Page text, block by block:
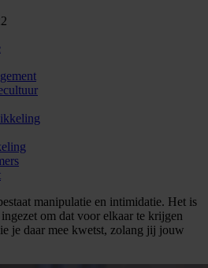
manipulatie en intimidatie. Het is
om dat voor elkaar te krijgen
je daar mee kwetst, zolang jij jouw